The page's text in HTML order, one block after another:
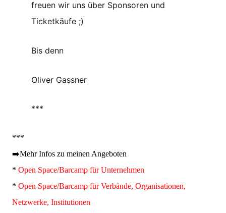
freuen wir uns über Sponsoren und
Ticketkäufe ;)
Bis denn
Oliver Gassner
***
***
➡️Mehr Infos zu meinen Angeboten
* Open Space/Barcamp für Unternehmen
* Open Space/Barcamp für Verbände, Organisationen,
Netzwerke, Institutionen